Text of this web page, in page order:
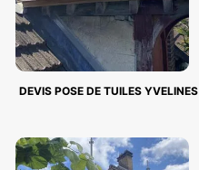
DEVIS POSE DE TUILES YVELINES